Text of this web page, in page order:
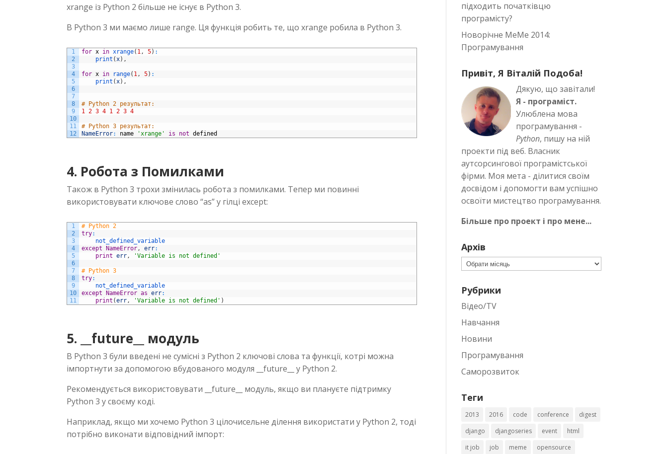
xrange із Python 2 більше не існує в Python 3.
В Python 3 ми маємо лише range. Ця функція робить те, що xrange робила в Python 3.
1
2
3
4
5
6
7
8
9
10
11
12
for x in xrange( 1 , 5) :
print ( x) ,
for x in range( 1 , 5) :
print ( x) ,
# Python 2 результат:
1
2 3 4 1 2 3 4
# Python 3 результат:
NameError: name 'xrange' is not defined
4. Робота з Помилками
Також в Python 3 трохи змінилась робота з помилками. Тепер ми повинні
використовувати ключове слово “as” у гілці except:
1
2
3
4
5
6
7
8
9
10
11
# Python 2
try:
not_defined_variable
except
NameError , err:
print
err , 'Variable is not defined'
# Python 3
try:
not_defined_variable
except
NameError as err:
print (err , 'Variable is not defined' )
5. __future__ модуль
В Python 3 були введені не сумісні з Python 2 ключові слова та функції, котрі можна
імпортнути за допомогою вбудованого модуля __future__ у Python 2.
Рекомендується використовувати __future__ модуль, якщо ви плануєте підтримку
Python 3 у своєму коді.
Наприклад, якщо ми хочемо Python 3 цілочисельне ділення використати у Python 2, тоді
потрібно виконати відповідний імпорт:
підходить початківцю
програмісту?
Новорічне MeMe 2014:
Програмування
Привіт, Я Віталій Подоба!
Дякую, що завітали!
Я - програміст.
Улюблена мова
програмування -
Python, пишу на ній
проекти під веб. Власник
аутсорсингової програмістської
фірми. Моя мета - ділитися своїм
досвідом і допомогти вам успішно
освоїти мистецтво програмування.
Більше про проект і про мене...
Архів
Архів
Рубрики
Відео/TV
Навчання
Новини
Програмування
Саморозвиток
Теги
2013 2016 code conference
digest
django
djangoseries event
html
it job
job meme opensource